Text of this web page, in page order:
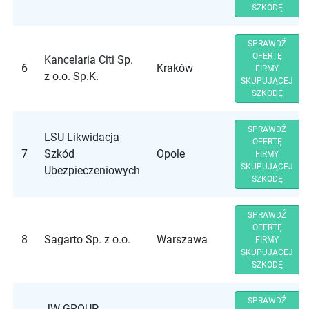
SZKODĘ
6
Kancelaria Citi Sp.
z o.o. Sp.K.
Kraków
SPRAWDŹ
OFERTĘ
FIRMY
SKUPUJĄCEJ
SZKODĘ
7
LSU Likwidacja
Szkód
Ubezpieczeniowych
Opole
SPRAWDŹ
OFERTĘ
FIRMY
SKUPUJĄCEJ
SZKODĘ
8 Sagarto Sp. z o.o. Warszawa
SPRAWDŹ
OFERTĘ
FIRMY
SKUPUJĄCEJ
SZKODĘ
SPRAWDŹ